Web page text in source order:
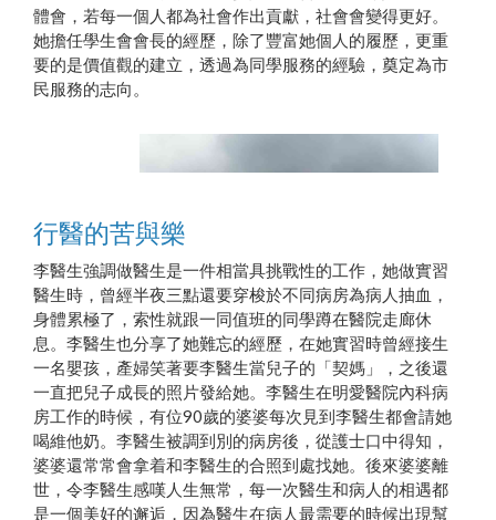
體會，若每一個人都為社會作出貢獻，社會會變得更好。
她擔任學生會會長的經歷，除了豐富她個人的履歷，更重
要的是價值觀的建立，透過為同學服務的經驗，奠定為市
民服務的志向。
到處旅遊也是李醫生的減壓良藥
行醫的苦與樂
李醫生強調做醫生是一件相當具挑戰性的工作，她做實習
醫生時，曾經半夜三點還要穿梭於不同病房為病人抽血，
身體累極了，索性就跟一同值班的同學蹲在醫院走廊休
息。李醫生也分享了她難忘的經歷，在她實習時曾經接生
一名嬰孩，產婦笑著要李醫生當兒子的「契媽」，之後還
一直把兒子成長的照片發給她。李醫生在明愛醫院內科病
房工作的時候，有位90歲的婆婆每次見到李醫生都會請她
喝維他奶。李醫生被調到別的病房後，從護士口中得知，
婆婆還常常會拿着和李醫生的合照到處找她。後來婆婆離
世，令李醫生感嘆人生無常，每一次醫生和病人的相遇都
是一個美好的邂逅，因為醫生在病人最需要的時候出現幫